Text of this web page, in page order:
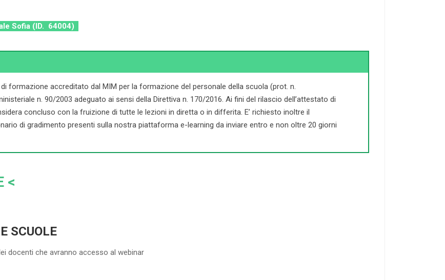
Sofia (ID. 64004)
formazione accreditato dal MIM per la formazione del personale della scuola (prot. n.
n. 90/2003 adeguato ai sensi della Direttiva n. 170/2016. Ai fini del rilascio dell’attestato di
concluso con la fruizione di tutte le lezioni in diretta o in differita. E’ richiesto inoltre il
di gradimento presenti sulla nostra piattaforma e-learning da inviare entro e non oltre 20 giorni
<
SCUOLE
docenti che avranno accesso al webinar